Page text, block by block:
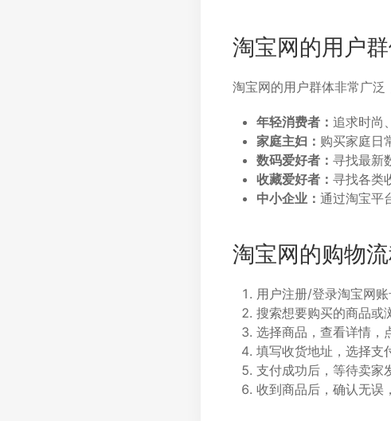
淘宝网的用户
淘宝网的用户群体非常广泛
年轻消费者： 追求时尚
家庭主妇： 购买家庭日
数码爱好者： 寻找最新
收藏爱好者： 寻找各类
中小企业： 通过淘宝平
淘宝网的购物
用户注册/登录淘宝网账
搜索想要购买的商品或
选择商品，查看详情，
填写收货地址，选择支
支付成功后，等待卖家
收到商品后，确认无误